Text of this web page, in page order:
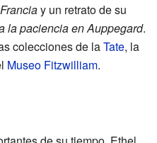
y un retrato de su
la paciencia en Auppegard.
colecciones de laTate, la
Museo Fitzwilliam.